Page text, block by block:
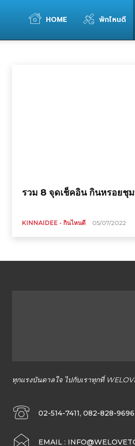
WELOVETOGO
เที่ยว
อาหาร
ที่พัก
HOME พักไหนดี
ของกิน ชุมพร
รวม 8 จุดเช็คอิน กินหรอยชุ
KINNAIDEE - กินไหนดี 05/07/2022
ทุกแรงบันดาลใจ ไปกับเราทุกที่
02-514-7411, 082-828-9696
EMAIL :